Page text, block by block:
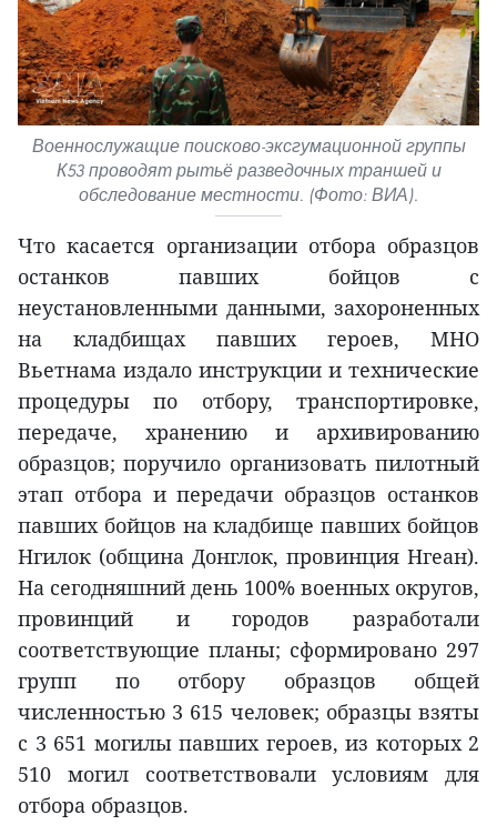
Военнослужащие поисково-эксгумационной группы
К53 проводят рытьё разведочных траншей и
обследование местности. (Фото: ВИА).
Что касается организации отбора образцов
останков павших бойцов с
неустановленными данными, захороненных
на кладбищах павших героев, МНО
Вьетнама издало инструкции и технические
процедуры по отбору, транспортировке,
передаче, хранению и архивированию
образцов; поручило организовать пилотный
этап отбора и передачи образцов останков
павших бойцов на кладбище павших бойцов
Нгилок (община Донглок, провинция Нгеан).
На сегодняшний день 100% военных округов,
провинций и городов разработали
соответствующие планы; сформировано 297
групп по отбору образцов общей
численностью 3 615 человек; образцы взяты
с 3 651 могилы павших героев, из которых 2
510 могил соответствовали условиям для
отбора образцов.